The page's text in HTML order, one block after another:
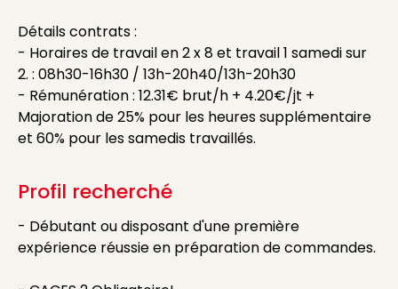
Détails contrats :
- Horaires de travail en 2 x 8 et travail 1 samedi sur
2. : 08h30-16h30 / 13h-20h40/13h-20h30
- Rémunération : 12.31€ brut/h + 4.20€/jt +
Majoration de 25% pour les heures supplémentaire
et 60% pour les samedis travaillés.
Profil recherché
- Débutant ou disposant d'une première
expérience réussie en préparation de commandes.